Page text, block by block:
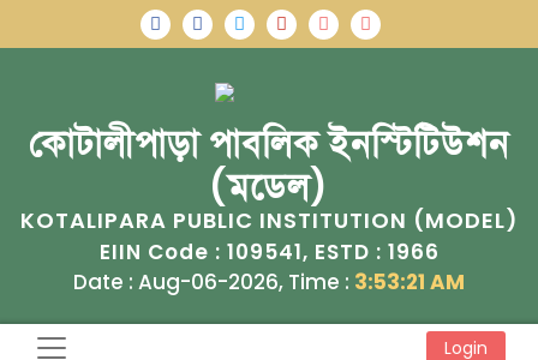
কোটালীপাড়া পাবলিক ইনস্টিটিউশন
(মডেল)
KOTALIPARA PUBLIC INSTITUTION (MODEL)
EIIN Code : 109541, ESTD : 1966
Date : Aug-06-2026, Time : 3:53:21 AM
Login